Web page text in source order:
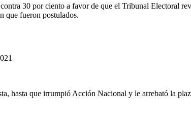
30 por ciento a favor de que el Tribunal Electoral
que fueron postulados.
hasta que irrumpió Acción Nacional y le arrebató la